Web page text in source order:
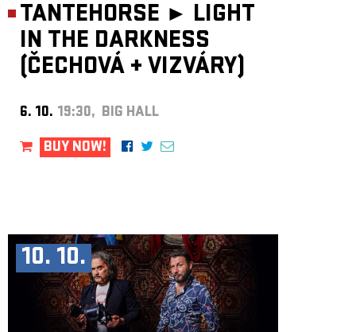
TANTEHORSE ► LIGHT
IN THE DARKNESS
(ČECHOVÁ + VIZVÁRY)
6. 10. 19:30, BIG HALL
BUY NOW!
10. 10.